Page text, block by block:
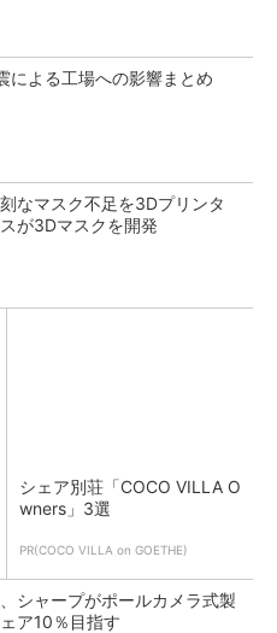
による工場への影響まとめ
なマスク不足を3Dプリンタ
が3Dマスクを開発
シェア別荘「COCO VILLA O
wners」3選
PR(COCO VILLA on GOETHE)
シャープがポールカメラ式製
ア10％目指す